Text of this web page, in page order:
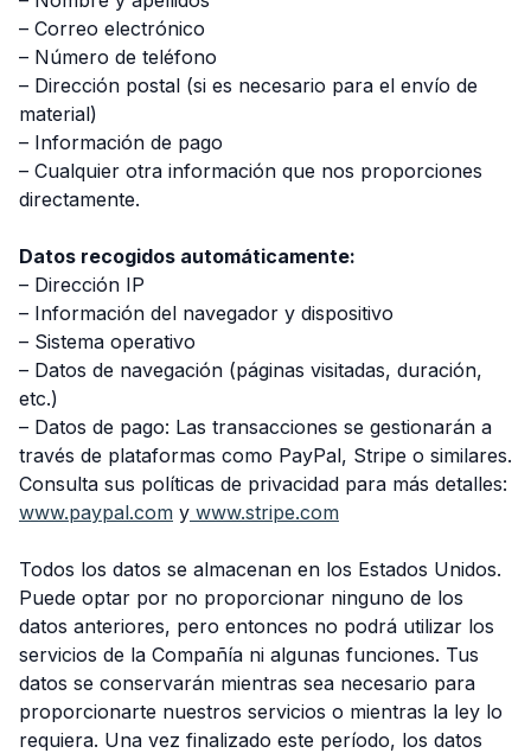
– Correo electrónico
– Número de teléfono
– Dirección postal (si es necesario para el envío de
material)
– Información de pago
– Cualquier otra información que nos proporciones
directamente.
Datos recogidos automáticamente:
– Dirección IP
– Información del navegador y dispositivo
– Sistema operativo
– Datos de navegación (páginas visitadas, duración,
etc.)
– Datos de pago: Las transacciones se gestionarán a
través de plataformas como PayPal, Stripe o similares.
Consulta sus políticas de privacidad para más detalles:
www.paypal.com y www.stripe.com
Todos los datos se almacenan en los Estados Unidos.
Puede optar por no proporcionar ninguno de los
datos anteriores, pero entonces no podrá utilizar los
servicios de la Compañía ni algunas funciones. Tus
datos se conservarán mientras sea necesario para
proporcionarte nuestros servicios o mientras la ley lo
requiera. Una vez finalizado este período, los datos